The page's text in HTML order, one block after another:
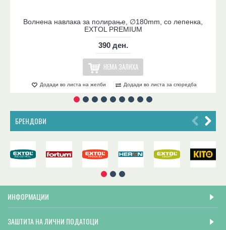
Волнена навлака за полирање, ∅180mm, со лепенка,
EXTOL PREMIUM
390 ден.
НЕМА ЗАЛИХА
Додади во листа на желби Додади во листа за споредба
БРЕНДОВИ
ИНФОРМАЦИИ
ЗАШТИТА НА ЛИЧНИ ПОДАТОЦИ